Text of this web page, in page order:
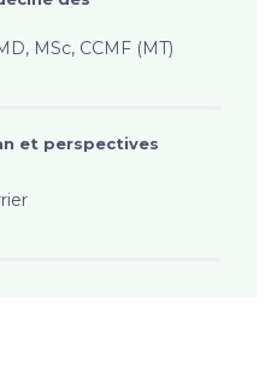
MSc, CCMF (MT)
et perspectives